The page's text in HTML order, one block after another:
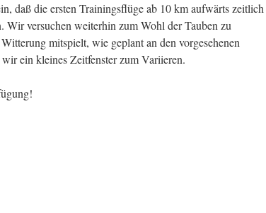
daß die ersten Trainingsflüge ab 10 km aufwärts zeitlich
Wir versuchen weiterhin zum Wohl der Tauben zu
mitspielt, wie geplant an den vorgesehenen
ein kleines Zeitfenster zum Variieren.